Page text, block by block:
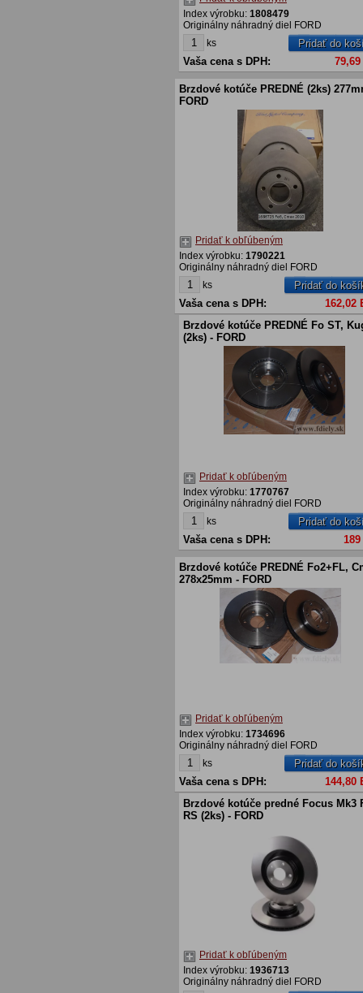
Index výrobku: 1808479
Originálny náhradný diel FORD
ks
Pridať do
Vaša cena s DPH:
79,69
Brzdové kotúče PREDNÉ (2ks)
FORD
Pridať k obľúbeným
Index výrobku: 1790221
Originálny náhradný diel FORD
ks
Pridať do
Vaša cena s DPH:
162,02
Brzdové kotúče PREDNÉ Fo ST,
(2ks) - FORD
Pridať k obľúbeným
Index výrobku: 1770767
Originálny náhradný diel FORD
ks
Pridať do
Vaša cena s DPH:
189
Brzdové kotúče PREDNÉ Fo2+FL,
278x25mm - FORD
Pridať k obľúbeným
Index výrobku: 1734696
Originálny náhradný diel FORD
ks
Pridať do
Vaša cena s DPH:
144,80
Brzdové kotúče predné Focus Mk3
RS (2ks) - FORD
Pridať k obľúbeným
Index výrobku: 1936713
Originálny náhradný diel FORD